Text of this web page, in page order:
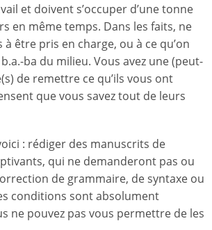
et doivent s’occuper d’une tonne
en même temps. Dans les faits, ne
être pris en charge, ou à ce qu’on
ba du milieu. Vous avez une (peut-
de remettre ce qu’ils vous ont
que vous savez tout de leurs
: rédiger des manuscrits de
qui ne demanderont pas ou
de grammaire, de syntaxe ou
conditions sont absolument
ne pouvez pas vous permettre de les